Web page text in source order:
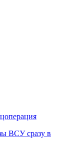
ВСУ сразу в